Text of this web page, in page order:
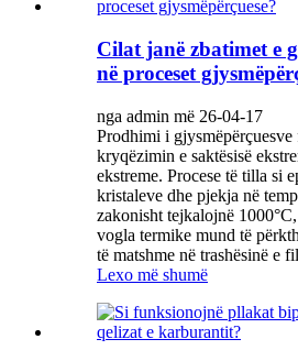
Cilat janë zbatimet e
në proceset
nga admin më 26-04-17
Prodhimi i
kryqëzimin e saktësisë
ekstreme. Procese të tilla si
kristaleve dhe pjekja në
zakonisht tejkalojnë
vogla termike mund të
të matshme në trashësinë e
Lexo më shumë